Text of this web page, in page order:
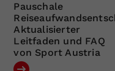
Pauschale
Aktualisierter
Leitfaden und FAQ
von Sport Austria